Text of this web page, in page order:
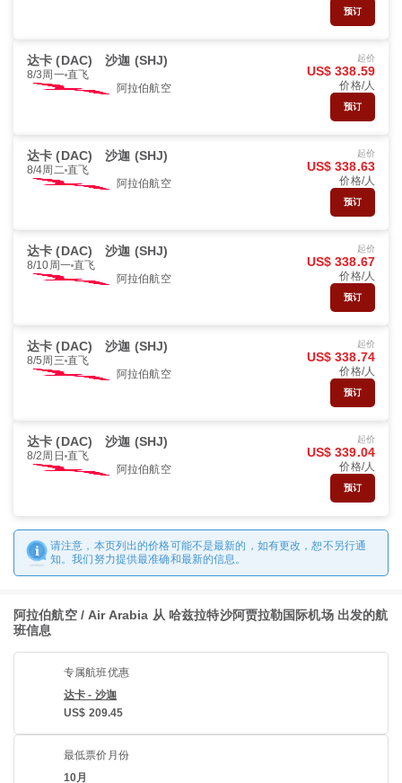
预订
达卡 (DAC) 沙迦 (SHJ)
8/3周一 直飞
阿拉伯航空
起价
US$ 338.59
价格/人
预订
达卡 (DAC) 沙迦 (SHJ)
8/4周二 直飞
阿拉伯航空
起价
US$ 338.63
价格/人
预订
达卡 (DAC) 沙迦 (SHJ)
8/10周一 直飞
阿拉伯航空
起价
US$ 338.67
价格/人
预订
达卡 (DAC) 沙迦 (SHJ)
8/5周三 直飞
阿拉伯航空
起价
US$ 338.74
价格/人
预订
达卡 (DAC) 沙迦 (SHJ)
8/2周日 直飞
阿拉伯航空
起价
US$ 339.04
价格/人
预订
请注意，本页列出的价格可能不是最新的，如有更改，恕不另行通
知。我们努力提供最准确和最新的信息。
阿拉伯航空 / Air Arabia 从 哈兹拉特沙阿贾拉勒国际机场 出发的航
班信息
专属航班优惠
达卡 - 沙迦
US$ 209.45
最低票价月份
10月